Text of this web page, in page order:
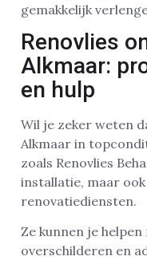
gemakkelijk
Renovlies
Alkmaar:
en hulp
Wil je zeker weten
Alkmaar in
zoals Renovlies
installatie, maar
renovatiediensten.
Ze kunnen je
overschilderen en